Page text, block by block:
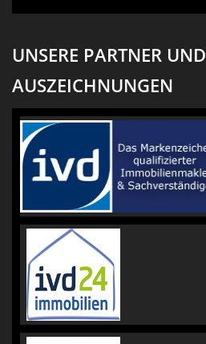
UNSERE PARTNER UND
AUSZEICHNUNGEN